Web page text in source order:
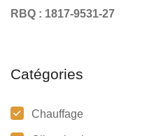
RBQ : 1817-9531-27
Catégories
Chauffage